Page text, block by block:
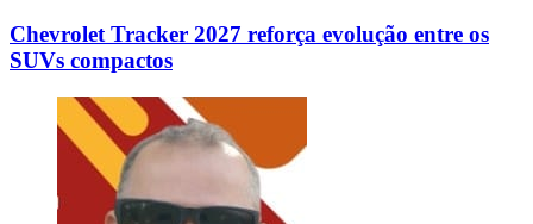
Chevrolet Tracker 2027 reforça evolução entre os
SUVs compactos